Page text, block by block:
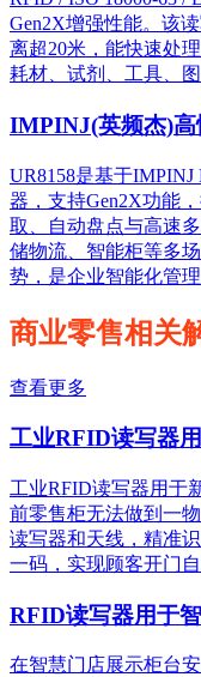
Gen2X增强性能。该
离超20米，能快速处
耗材、试剂、工具、
IMPINJ(英频杰)高
UR8158是基于
器，支持Gen2X功能
取、自动盘点与高速
储物流、智能柜等多
势，是企业智能化管
商业零售相关
查看更多
工业RFID读写器
工业RFID读写器用于
前零售柜无法做到一
读写器和天线，精准
一码，实现顾客开门
RFID读写器用于
在智慧门店展示柜台